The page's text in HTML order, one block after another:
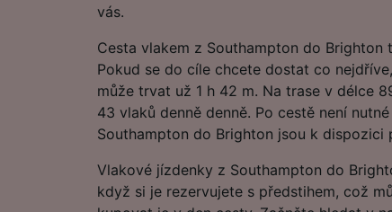
vás.
Cesta vlakem z Southampton do Brighton
Pokud se do cíle chcete dostat co
může trvat už 1 h 42 m. Na trase v délce
43 vlaků denně denně. Po cestě není
Southampton do Brighton jsou k dispozici
Vlakové jízdenky z Southampton do
když si je rezervujete s předstihem, což